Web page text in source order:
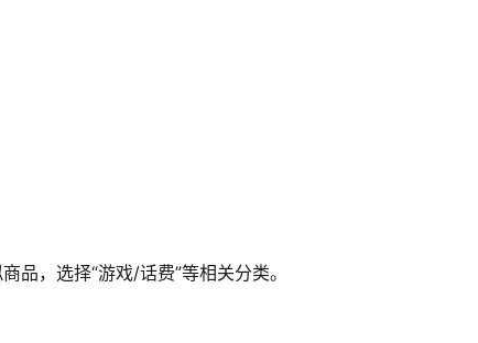
品，选择“游戏/话费”等相关分类。